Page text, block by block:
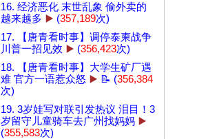
16. 经济恶化 末世乱象 偷外卖的
越来越多 ▶️ (357,189次)
17. 【唐青看时事】调停泰柬战争
川普一招见效 ▶️ (356,423次)
18. 【唐青看时事】大学生矿厂遇
难 官方一语惹众怒 ▶️ 📝 (356,384
次)
19. 3岁娃写对联引发热议 泪目！3
岁留守儿童骑车去广州找妈妈 ▶️
(355,583次)